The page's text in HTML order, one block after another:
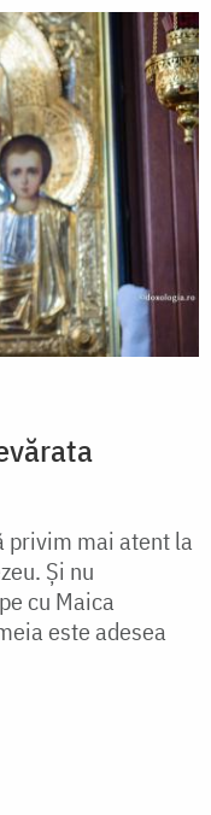
privim mai atent la
Și nu
cu Maica
este adesea